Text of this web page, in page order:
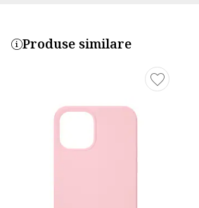
Produse similare